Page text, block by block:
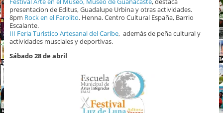
presentacion de Editus, Guadalupe Urbina y otras actividades.
8pm Rock en el Farolito. Henna. Centro Cultural España, Barrio
Escalante.
III Feria Turistico Artesanal del Caribe, además de peña cultural y
actividades musciales y deportivas.
Sábado 28 de abril